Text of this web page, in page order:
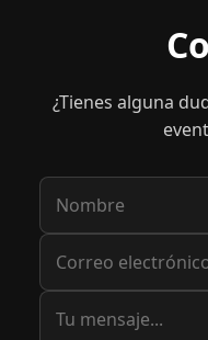
¿Tienes alguna